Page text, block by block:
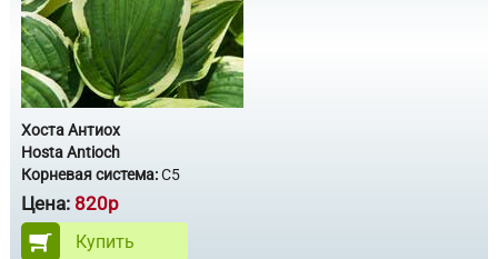
Хоста Антиох
Hosta Antioch
Корневая система:С5
Цена: 820р
Купить